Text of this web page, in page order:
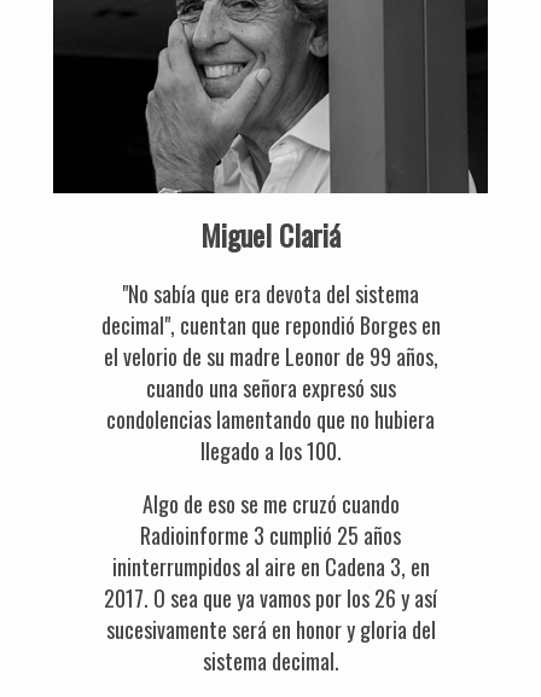
Miguel Clariá
"No sabía que era devota del sistema
decimal", cuentan que repondió Borges en
el velorio de su madre Leonor de 99 años,
cuando una señora expresó sus
condolencias lamentando que no hubiera
llegado a los 100.
Algo de eso se me cruzó cuando
Radioinforme 3 cumplió 25 años
ininterrumpidos al aire en Cadena 3, en
2017. O sea que ya vamos por los 26 y así
sucesivamente será en honor y gloria del
sistema decimal.